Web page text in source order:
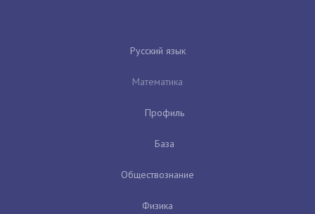
Русский язык
Математика
Профиль
База
Обществознание
Физика